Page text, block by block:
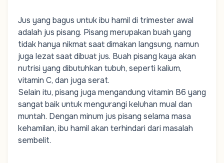
Jus yang bagus untuk ibu hamil di trimester awal
adalah jus pisang. Pisang merupakan buah yang
tidak hanya nikmat saat dimakan langsung, namun
juga lezat saat dibuat jus. Buah pisang kaya akan
nutrisi yang dibutuhkan tubuh, seperti kalium,
vitamin C, dan juga serat.
Selain itu, pisang juga mengandung vitamin B6 yang
sangat baik untuk mengurangi keluhan mual dan
muntah. Dengan minum jus pisang selama masa
kehamilan, ibu hamil akan terhindari dari masalah
sembelit.